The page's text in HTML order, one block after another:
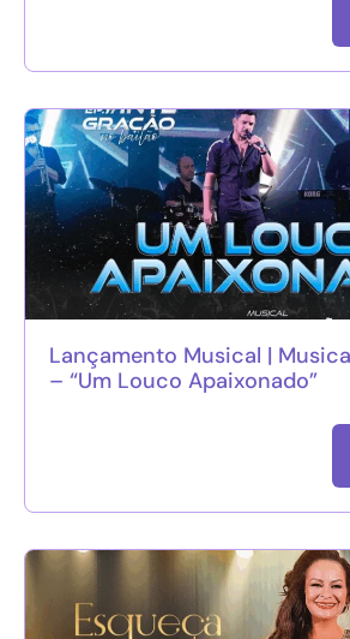
Lançamento Musical |
– “Um Louco Apaixonado”